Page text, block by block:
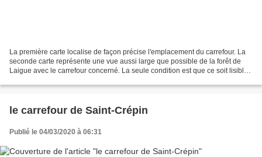
La première carte localise de façon précise l'emplacement du carrefour. La
seconde carte représente une vue aussi large que possible de la forêt de
Laigue avec le carrefour concerné. La seule condition est que ce soit lisible.
le carrefour de Saint-Crépin
Publié le 04/03/2020 à 06:31